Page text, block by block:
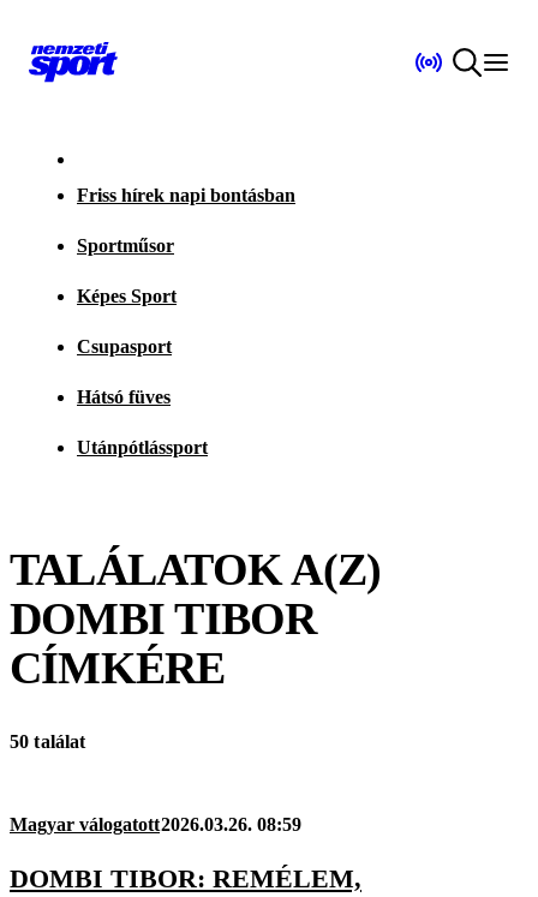
Friss hírek napi bontásban
Sportműsor
Képes Sport
Csupasport
Hátsó füves
Utánpótlássport
TALÁLATOK A(Z)
DOMBI TIBOR
CÍMKÉRE
50 találat
Magyar válogatott2026.03.26. 08:59
DOMBI TIBOR: REMÉLEM,